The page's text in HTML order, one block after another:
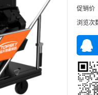
促销价
浏览次